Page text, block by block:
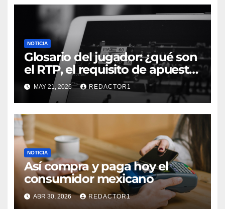
NOTICIA
Glosario del jugador: ¿qué son
el RTP, el requisito de apuesta,
los giros gratis y la volatilidad?
MAY 21, 2026 REDACTOR1
NOTICIA
Así compra y paga hoy el
consumidor mexicano
ABR 30, 2026 REDACTOR1